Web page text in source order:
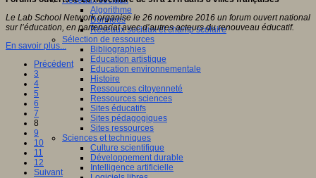
Algorithme
Données
Réseaux sociaux et champ scolaire
Sélection de ressources
Bibliographies
Education artistique
Education environnementale
Histoire
Ressources citoyenneté
Ressources sciences
Sites éducatifs
Sites pédagogiques
Sites ressources
Sciences et techniques
Culture scientifique
Développement durable
Intelligence artificielle
Le Lab School Network organise le 26 novembre 2016 un forum ouvert national
sur l’éducation, en partenariat avec d’autres acteurs du renouveau éducatif.
En savoir plus...
Précédent
3
4
5
6
7
8
9
10
11
12
Suivant